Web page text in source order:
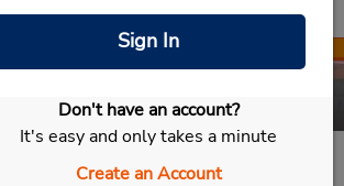
Seleccionar mi vehículo
Sign In
Don't have an account?
It's easy and only takes a minute
Create an Account